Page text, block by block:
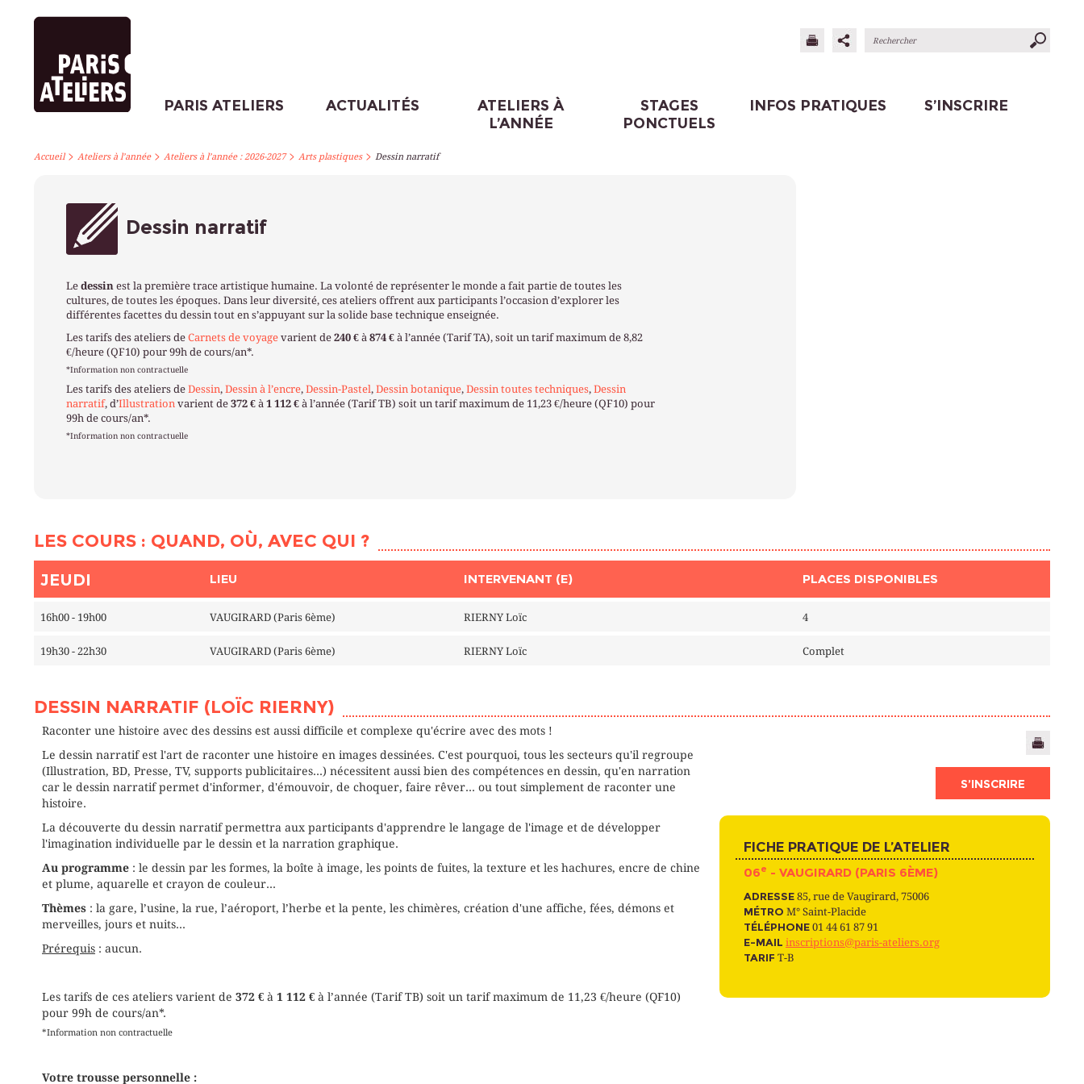
PARIS ATELIERS ACTUALITÉS
ATELIERS À
L’ANNÉE
STAGES
PONCTUELS
INFOS PRATIQUES S’INSCRIRE
Accueil> Ateliers à l’année> Ateliers à l’année : 2026-2027> Arts plastiques> Dessin narratif
Dessin narratif
Le dessin est la première trace artistique humaine. La volonté de représenter le monde a fait partie de toutes les
cultures, de toutes les époques. Dans leur diversité, ces ateliers offrent aux participants l’occasion d’explorer les
différentes facettes du dessin tout en s’appuyant sur la solide base technique enseignée.
Les tarifs des ateliers de Carnets de voyage varient de 240 € à 874 € à l’année (Tarif TA), soit un tarif maximum de 8,82
€/heure (QF10) pour 99h de cours/an*.
*Information non contractuelle
Les tarifs des ateliers de Dessin, Dessin à l’encre, Dessin-Pastel, Dessin botanique, Dessin toutes techniques, Dessin
narratif, d’Illustration varient de 372 € à 1 112 € à l’année (Tarif TB) soit un tarif maximum de 11,23 €/heure (QF10) pour
99h de cours/an*.
*Information non contractuelle
LES COURS : QUAND, OÙ, AVEC QUI ?
JEUDI LIEU INTERVENANT (E) PLACES DISPONIBLES
16h00 - 19h00 VAUGIRARD (Paris 6ème) RIERNY Loïc 4
19h30 - 22h30 VAUGIRARD (Paris 6ème) RIERNY Loïc Complet
DESSIN NARRATIF (LOÏC RIERNY)
Raconter une histoire avec des dessins est aussi difficile et complexe qu'écrire avec des mots !
Le dessin narratif est l'art de raconter une histoire en images dessinées. C'est pourquoi, tous les secteurs qu'il regroupe
(Illustration, BD, Presse, TV, supports publicitaires...) nécessitent aussi bien des compétences en dessin, qu'en narration
car le dessin narratif permet d'informer, d'émouvoir, de choquer, faire rêver... ou tout simplement de raconter une
histoire.
La découverte du dessin narratif permettra aux participants d'apprendre le langage de l'image et de développer
l'imagination individuelle par le dessin et la narration graphique.
Au programme : le dessin par les formes, la boîte à image, les points de fuites, la texture et les hachures, encre de chine
et plume, aquarelle et crayon de couleur...
Thèmes : la gare, l’usine, la rue, l’aéroport, l’herbe et la pente, les chimères, création d'une affiche, fées, démons et
merveilles, jours et nuits...
Prérequis : aucun.
Les tarifs de ces ateliers varient de 372 € à 1 112 € à l’année (Tarif TB) soit un tarif maximum de 11,23 €/heure (QF10)
pour 99h de cours/an*.
*Information non contractuelle
Votre trousse personnelle :
S’INSCRIRE
FICHE PRATIQUE DE L’ATELIER
06e - VAUGIRARD (PARIS 6ÈME)
ADRESSE 85, rue de Vaugirard, 75006
MÉTRO M° Saint-Placide
TÉLÉPHONE 01 44 61 87 91
E-MAIL inscriptions@paris-ateliers.org
TARIF T-B